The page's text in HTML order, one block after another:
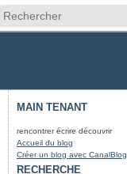
MAIN TENANT
rencontrer écrire découvrir
Accueil du blog
Créer un blog avec CanalBlog
RECHERCHE